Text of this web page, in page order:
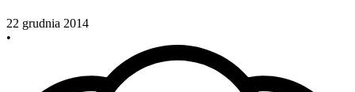
22 grudnia 2014
•